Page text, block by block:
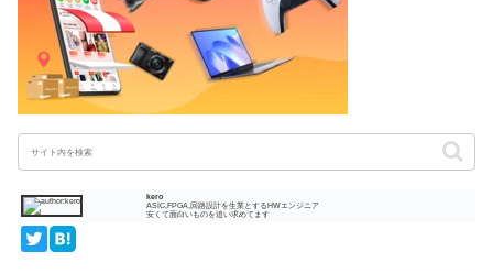
kero
ASIC,FPGA,回路設計を生業とするHWエンジニア
安くて面白いものを追い求めてます